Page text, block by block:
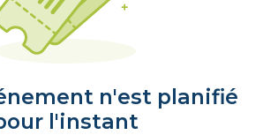
n'est planifié
l'instant